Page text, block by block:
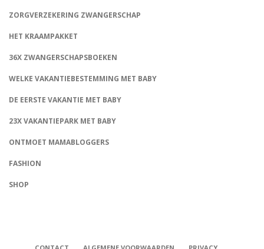
ZORGVERZEKERING ZWANGERSCHAP
HET KRAAMPAKKET
36X ZWANGERSCHAPSBOEKEN
WELKE VAKANTIEBESTEMMING MET BABY
DE EERSTE VAKANTIE MET BABY
23X VAKANTIEPARK MET BABY
ONTMOET MAMABLOGGERS
FASHION
SHOP